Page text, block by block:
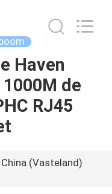
Haven
de
RJ45
China (Vasteland)